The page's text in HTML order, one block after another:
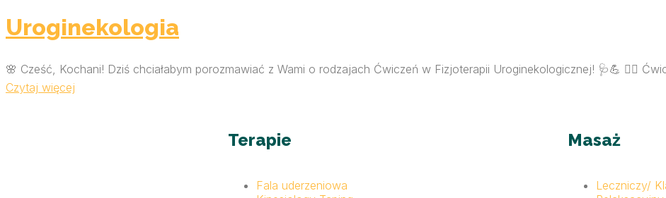
Uroginekologia
🌸 Cześć, Kochani! Dziś chciałabym porozmawiać z Wami o rodzajach Ćwiczeń w Fizjoterapii Uroginekologicznej! 🩺💪 🏋️‍♀️
Czytaj więcej
Terapie
Fala uderzeniowa
Masaż
Leczniczy/